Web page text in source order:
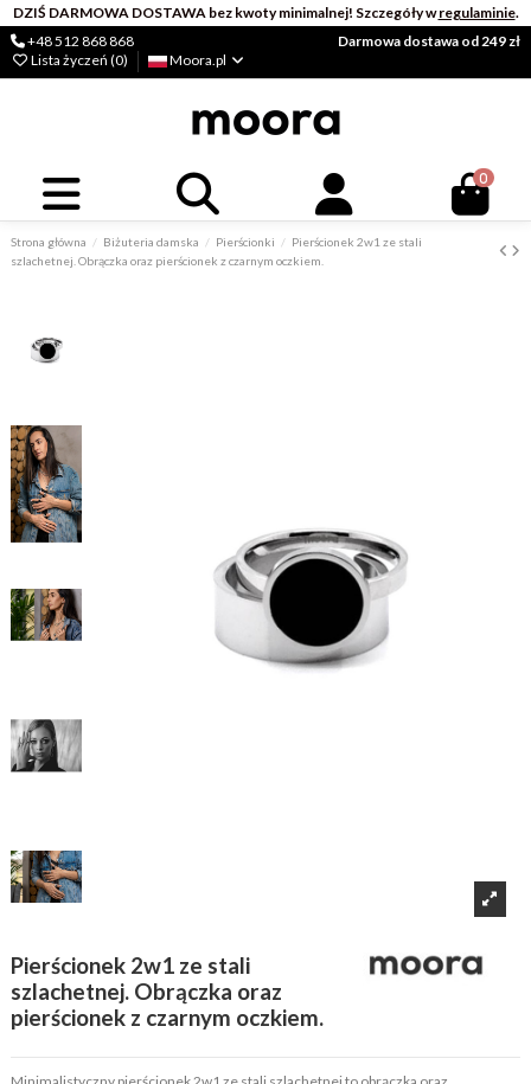
DZIŚ DARMOWA DOSTAWA bez kwoty minimalnej! Szczegóły wregulaminie.
+48 512 868 868
Darmowa dostawa od 249 zł
Lista życzeń (0) Moora.pl
0
Strona główna Biżuteria damska Pierścionki
Pierścionek 2w1 ze stali
szlachetnej. Obrączka oraz pierścionek z czarnym oczkiem.
Pierścionek 2w1 ze stali
szlachetnej. Obrączka oraz
pierścionek z czarnym oczkiem.